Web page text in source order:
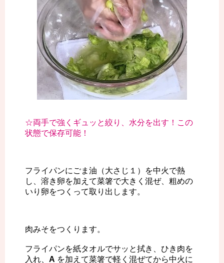
☆両手で強くギュッと絞り、水分を出す！この
状態で保存可能！
フライパンにごま油（大さじ１）を中火で熱
し、溶き卵を加えて菜箸で大きく混ぜ、粗めの
いり卵をつくって取り出します。
肉みそをつくります。
フライパンを紙タオルでサッと拭き、ひき肉を
入れ、 A を加えて菜箸で軽く混ぜてから中火に